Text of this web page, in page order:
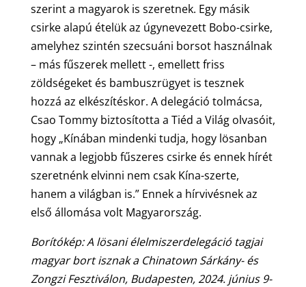
szerint a magyarok is szeretnek. Egy másik
csirke alapú ételük az úgynevezett Bobo-csirke,
amelyhez szintén szecsuáni borsot használnak
– más fűszerek mellett -, emellett friss
zöldségeket és bambuszrügyet is tesznek
hozzá az elkészítéskor. A delegáció tolmácsa,
Csao Tommy biztosította a Tiéd a Világ olvasóit,
hogy „Kínában mindenki tudja, hogy lösanban
vannak a legjobb fűszeres csirke és ennek hírét
szeretnénk elvinni nem csak Kína-szerte,
hanem a világban is.” Ennek a hírvivésnek az
első állomása volt Magyarország.
Borítókép: A lösani élelmiszerdelegáció tagjai
magyar bort isznak a Chinatown Sárkány- és
Zongzi Fesztiválon, Budapesten, 2024. június 9-